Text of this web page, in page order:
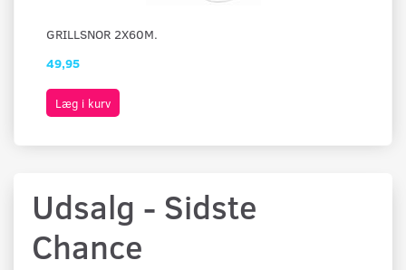
GRILLSNOR 2X60M.
49,95
Læg i kurv
Udsalg - Sidste
Chance